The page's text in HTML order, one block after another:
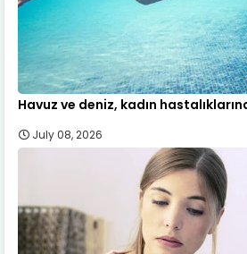
Havuz ve deniz, kadın
July 08, 2026